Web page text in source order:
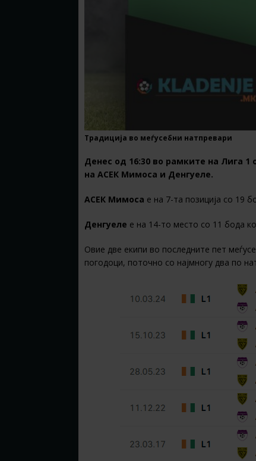
Традиција во меѓусебни натпревари
Денес од 16:30 во рамките на Лига 1
на АСЕК Мимоса и Денгуеле.
АСЕК Мимоса е на 7-та позиција со 19
Денгуеле е на 14-то место со 11 бода
Овие две екипи во последните пет
погодоци, поточно со најмногу два по